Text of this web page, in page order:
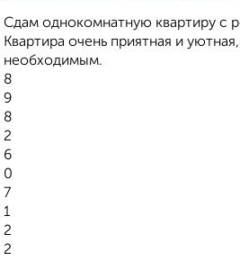
Сдам однокомнатную квартиру с
Квартира очень приятная и
необходимым.
8
9
8
2
6
0
7
1
2
2